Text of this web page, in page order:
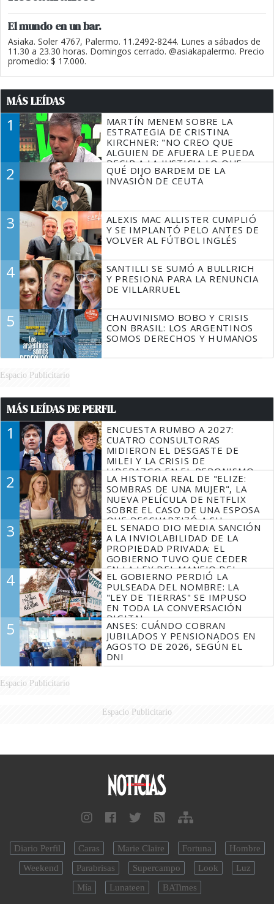
El mundo en un bar.
Asiaka. Soler 4767, Palermo. 11.2492-8244. Lunes a sábados de
11.30 a 23.30 horas. Domingos cerrado. @asiakapalermo. Precio
promedio: $ 17.000.
MÁS LEÍDAS
1
MARTÍN MENEM SOBRE LA
ESTRATEGIA DE CRISTINA
KIRCHNER: "NO CREO QUE
ALGUIEN DE AFUERA LE PUEDA
DECIR A LA JUSTICIA LO QUE
TIENE QUE HACER"
2
QUÉ DIJO BARDEM DE LA
INVASIÓN DE CEUTA
3
ALEXIS MAC ALLISTER CUMPLIÓ
Y SE IMPLANTÓ PELO ANTES DE
VOLVER AL FÚTBOL INGLÉS
4
SANTILLI SE SUMÓ A BULLRICH
Y PRESIONA PARA LA RENUNCIA
DE VILLARRUEL
5
CHAUVINISMO BOBO Y CRISIS
CON BRASIL: LOS ARGENTINOS
SOMOS DERECHOS Y HUMANOS
Espacio Publicitario
MÁS LEÍDAS DE PERFIL
1
ENCUESTA RUMBO A 2027:
CUATRO CONSULTORAS
MIDIERON EL DESGASTE DE
MILEI Y LA CRISIS DE
LIDERAZGO EN EL PERONISMO
2
LA HISTORIA REAL DE "ELIZE:
SOMBRAS DE UNA MUJER", LA
NUEVA PELÍCULA DE NETFLIX
SOBRE EL CASO DE UNA ESPOSA
QUE DESCUARTIZÓ A SU
MARIDO
3
EL SENADO DIO MEDIA SANCIÓN
A LA INVIOLABILIDAD DE LA
PROPIEDAD PRIVADA: EL
GOBIERNO TUVO QUE CEDER
EN LA LEY DEL MANEJO DEL
FUEGO
4
EL GOBIERNO PERDIÓ LA
PULSEADA DEL NOMBRE: LA
"LEY DE TIERRAS" SE IMPUSO
EN TODA LA CONVERSACIÓN
DIGITAL
5
ANSES: CUÁNDO COBRAN
JUBILADOS Y PENSIONADOS EN
AGOSTO DE 2026, SEGÚN EL
DNI
Espacio Publicitario
Espacio Publicitario
Diario Perfil Caras Marie Claire Fortuna
Hombre
Weekend
Parabrisas Supercampo Look
Luz
Mía
Lunateen BATimes